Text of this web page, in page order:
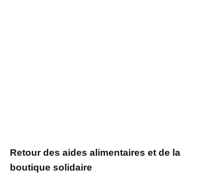
Retour des aides alimentaires et de la
boutique solidaire